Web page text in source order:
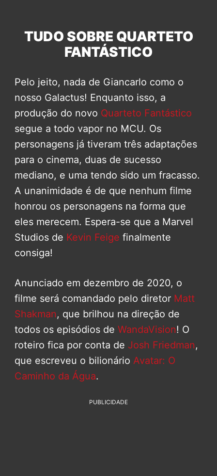
TUDO SOBRE QUARTETO
FANTÁSTICO
Pelo jeito, nada de Giancarlo como o
nosso Galactus! Enquanto isso, a
produção do novo Quarteto Fantástico
segue a todo vapor no MCU. Os
personagens já tiveram três adaptações
para o cinema, duas de sucesso
mediano, e uma tendo sido um fracasso.
A unanimidade é de que nenhum filme
honrou os personagens na forma que
eles merecem. Espera-se que a Marvel
Studios de Kevin Feige finalmente
consiga!
Anunciado em dezembro de 2020, o
filme será comandado pelo diretor Matt
Shakman, que brilhou na direção de
todos os episódios de WandaVision! O
roteiro fica por conta de Josh Friedman,
que escreveu o bilionário Avatar: O
Caminho da Água.
PUBLICIDADE